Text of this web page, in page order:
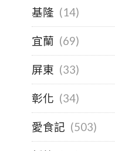
基隆 (14)
宜蘭 (69)
屏東 (33)
彰化 (34)
愛食記 (503)